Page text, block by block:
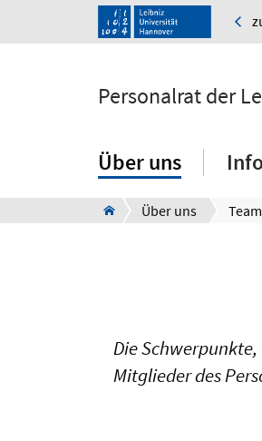
Personalrat der
Über uns
Über uns Team
Die
Mitglieder des